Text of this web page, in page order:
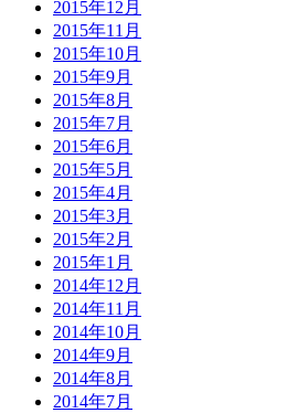
2015年12月
2015年11月
2015年10月
2015年9月
2015年8月
2015年7月
2015年6月
2015年5月
2015年4月
2015年3月
2015年2月
2015年1月
2014年12月
2014年11月
2014年10月
2014年9月
2014年8月
2014年7月